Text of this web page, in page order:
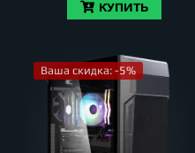
КУПИТЬ
Ваша скидка: -5%